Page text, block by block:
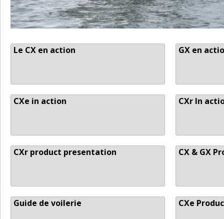
Le CX en action GX en
CXe in action CXr In
CXr product presentation CX & GX
Guide de voilerie CXe